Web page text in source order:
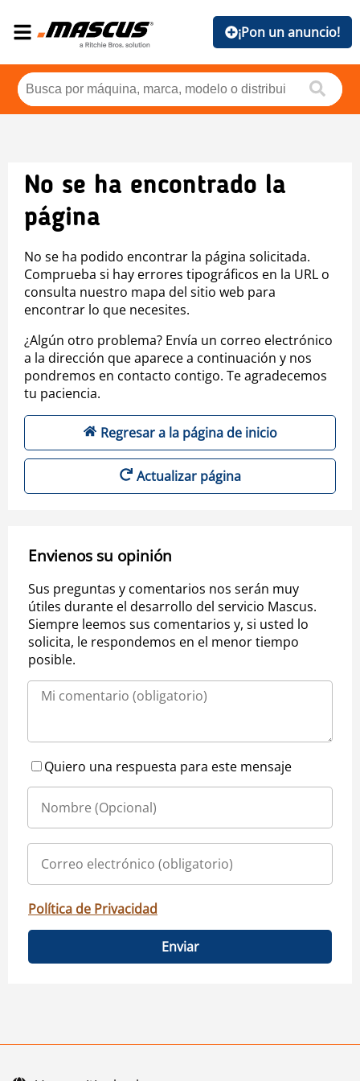
¡Pon un anuncio!
No se ha encontrado la
página
No se ha podido encontrar la página solicitada.
Comprueba si hay errores tipográficos en la URL o
consulta nuestro mapa del sitio web para
encontrar lo que necesites.
¿Algún otro problema? Envía un correo electrónico
a la dirección que aparece a continuación y nos
pondremos en contacto contigo. Te agradecemos
tu paciencia.
Regresar a la página de inicio
Actualizar página
Envienos su opinión
Sus preguntas y comentarios nos serán muy
útiles durante el desarrollo del servicio Mascus.
Siempre leemos sus comentarios y, si usted lo
solicita, le respondemos en el menor tiempo
posible.
Quiero una respuesta para este mensaje
Política de Privacidad
Enviar